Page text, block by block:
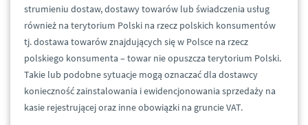
strumieniu dostaw, dostawy towarów lub świadczenia usług
również na terytorium Polski na rzecz polskich konsumentów
tj. dostawa towarów znajdujących się w Polsce na rzecz
polskiego konsumenta – towar nie opuszcza terytorium Polski.
Takie lub podobne sytuacje mogą oznaczać dla dostawcy
konieczność zainstalowania i ewidencjonowania sprzedaży na
kasie rejestrującej oraz inne obowiązki na gruncie VAT.